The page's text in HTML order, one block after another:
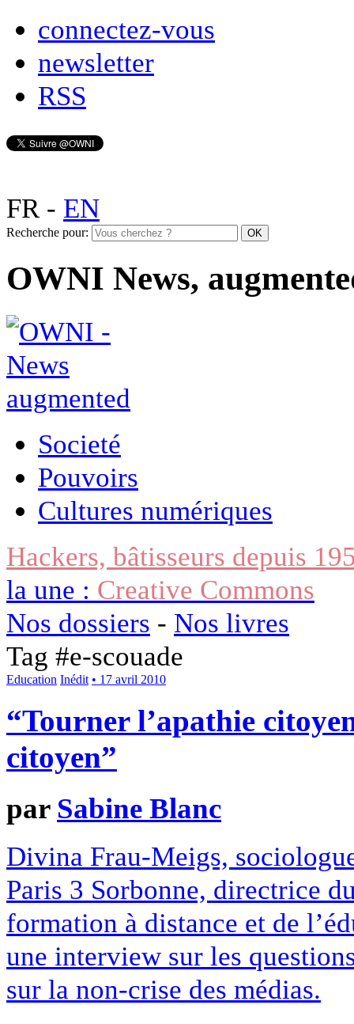
connectez-vous
newsletter
RSS
FR- EN
Recherche pour:
OWNI News,
Societé
Pouvoirs
Cultures numériques
Hackers, bâtisseurs depuis
la une : Creative Commons
Nos dossiers - Nos livres
Tag #e-scouade
Education Inédit • 17 avril 2010
“Tourner l’apathie
citoyen”
par Sabine Blanc
Divina Frau-Meigs,
Paris 3 Sorbonne, directrice
formation à distance et de
une interview sur les
sur la non-crise des médias.